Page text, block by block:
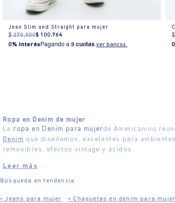
Jean Slim and Straight para mujer
$ 279.900$ 100.764
0% Interés Pagando a 3 cuotas.ver bancos.
$
Ropa en Denim de mujer
La ropa en Denim para mujerde Americanino
Denim que diseñamos, excelentes para
removibles, efectos vintage y ácidos.
Búsqueda en tendencia
• Jeans para mujer • Chaquetas en denim para mujer